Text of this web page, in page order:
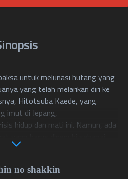
untuk melunasi hutang yang
yang telah melarikan diri ke
Hitotsuba Kaede, yang
imut di Jepang,
hidup dan mati ini. Namun, ada
hutangnya adalah -"S
hutang tersebut, kau harus -
no shakkin